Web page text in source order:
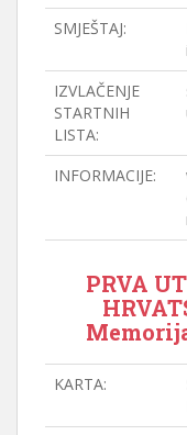
SMJEŠTAJ:
IZVLAČENJE
STARTNIH
LISTA:
INFORMACIJE:
PRVA
KARTA: